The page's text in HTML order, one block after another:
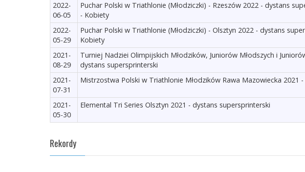
2022-
06-05
Puchar Polski w Triathlonie (Młodziczki) - Rzeszów 2022 - dystans
- Kobiety
2022-
05-29
Puchar Polski w Triathlonie (Młodziczki) - Olsztyn 2022 - dystans
Kobiety
2021-
08-29
Turniej Nadziei Olimpijskich Młodzików, Juniorów Młodszych i
dystans supersprinterski
2021-
07-31
Mistrzostwa Polski w Triathlonie Młodzików Rawa Mazowiecka 2021
2021-
05-30
Elemental Tri Series Olsztyn 2021 - dystans supersprinterski
Rekordy